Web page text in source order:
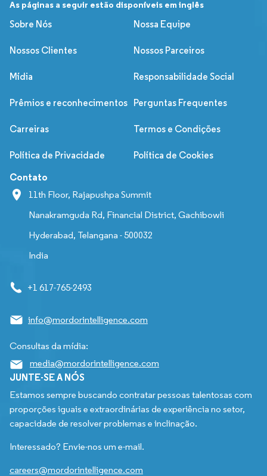
As páginas a seguir estão disponíveis em inglês
Sobre Nós
Nossa Equipe
Nossos Clientes Nossos Parceiros
Mídia Responsabilidade Social
Prêmios e reconhecimentos Perguntas Frequentes
Carreiras Termos e Condições
Política de Privacidade Política de Cookies
Contato
11th Floor, Rajapushpa Summit
Nanakramguda Rd, Financial District, Gachibowli
Hyderabad, Telangana - 500032
India
+1 617-765-2493
info@mordorintelligence.com
Consultas da mídia:
media@mordorintelligence.com
JUNTE-SE A NÓS
Estamos sempre buscando contratar pessoas talentosas com
proporções iguais e extraordinárias de experiência no setor,
capacidade de resolver problemas e inclinação.
Interessado? Envie-nos um e-mail.
careers@mordorintelligence.com